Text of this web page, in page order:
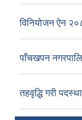
विनियोजन ऐन
पाँचखपन
तहवृद्धि गरी